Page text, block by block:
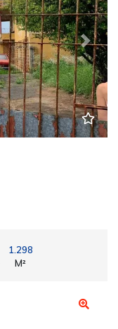
Next
1.298
M²